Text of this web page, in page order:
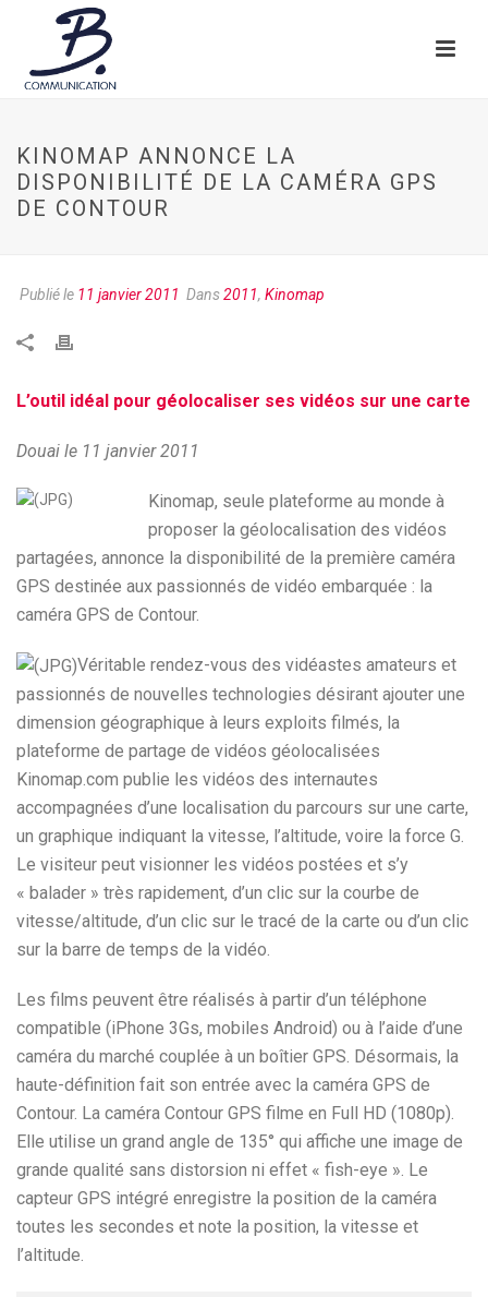
KINOMAP ANNONCE LA
DISPONIBILITÉ DE LA CAMÉRA GPS
DE CONTOUR
Publié le 11 janvier 2011 Dans2011, Kinomap
L’outil idéal pour géolocaliser ses vidéos sur une carte
Douai le 11 janvier 2011
Kinomap, seule plateforme au monde à
proposer la géolocalisation des vidéos
partagées, annonce la disponibilité de la première caméra
GPS destinée aux passionnés de vidéo embarquée : la
caméra GPS de Contour.
Véritable rendez-vous des vidéastes amateurs et
passionnés de nouvelles technologies désirant ajouter une
dimension géographique à leurs exploits filmés, la
plateforme de partage de vidéos géolocalisées
Kinomap.com publie les vidéos des internautes
accompagnées d’une localisation du parcours sur une carte,
un graphique indiquant la vitesse, l’altitude, voire la force G.
Le visiteur peut visionner les vidéos postées et s’y
« balader » très rapidement, d’un clic sur la courbe de
vitesse/altitude, d’un clic sur le tracé de la carte ou d’un clic
sur la barre de temps de la vidéo.
Les films peuvent être réalisés à partir d’un téléphone
compatible (iPhone 3Gs, mobiles Android) ou à l’aide d’une
caméra du marché couplée à un boîtier GPS. Désormais, la
haute-définition fait son entrée avec la caméra GPS de
Contour. La caméra Contour GPS filme en Full HD (1080p).
Elle utilise un grand angle de 135° qui affiche une image de
grande qualité sans distorsion ni effet « fish-eye ». Le
capteur GPS intégré enregistre la position de la caméra
toutes les secondes et note la position, la vitesse et
l’altitude.